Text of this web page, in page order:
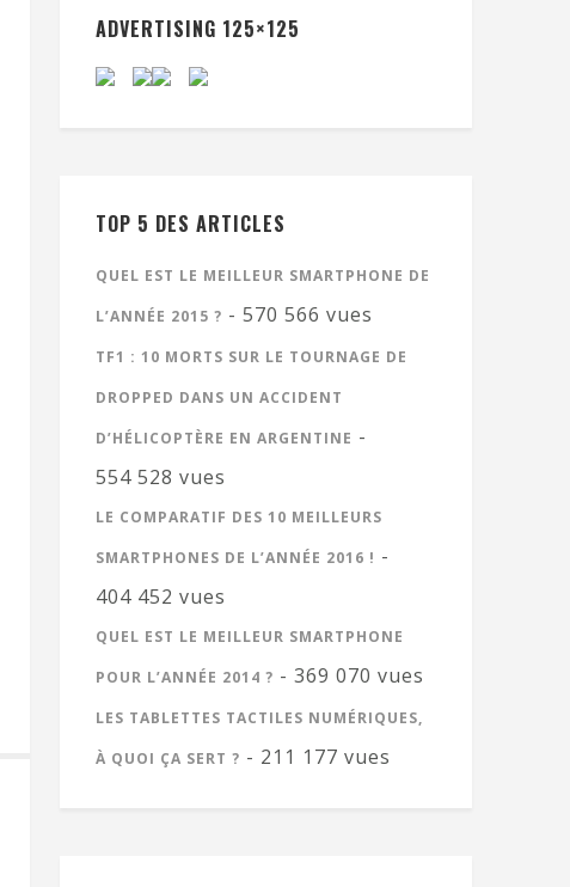
ADVERTISING 125×125
TOP 5 DES ARTICLES
QUEL EST LE MEILLEUR SMARTPHONE DE
L’ANNÉE 2015 ? - 570 566 vues
TF1 : 10 MORTS SUR LE TOURNAGE DE
DROPPED DANS UN ACCIDENT
D’HÉLICOPTÈRE EN ARGENTINE -
554 528 vues
LE COMPARATIF DES 10 MEILLEURS
SMARTPHONES DE L’ANNÉE 2016 ! -
404 452 vues
QUEL EST LE MEILLEUR SMARTPHONE
POUR L’ANNÉE 2014 ? - 369 070 vues
LES TABLETTES TACTILES NUMÉRIQUES,
À QUOI ÇA SERT ? - 211 177 vues